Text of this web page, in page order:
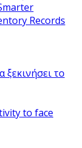
Records
ξεκινήσει το
to face